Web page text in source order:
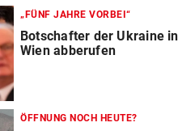
„FÜNF JAHRE VORBEI“
Botschafter der Ukraine in
Wien abberufen
ÖFFNUNG NOCH HEUTE?